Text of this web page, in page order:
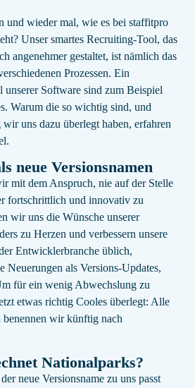
und wieder mal, wie es bei staffitpro
Unser smartes Recruiting-Tool, das
angenehmer gestaltet, ist nämlich das
Prozessen. Ein
unserer Software sind zum Beispiel
Warum die so wichtig sind, und
uns dazu überlegt haben, erfahren
neue Versionsnamen
mit dem Anspruch, nie auf der Stelle
fortschrittlich und innovativ zu
wir uns die Wünsche unserer
zu Herzen und verbessern unsere
Entwicklerbranche üblich,
Neuerungen als Versions-Updates,
für ein wenig Abwechslung zu
etwas richtig Cooles überlegt: Alle
benennen wir künftig nach
Nationalparks?
neue Versionsname zu uns passt